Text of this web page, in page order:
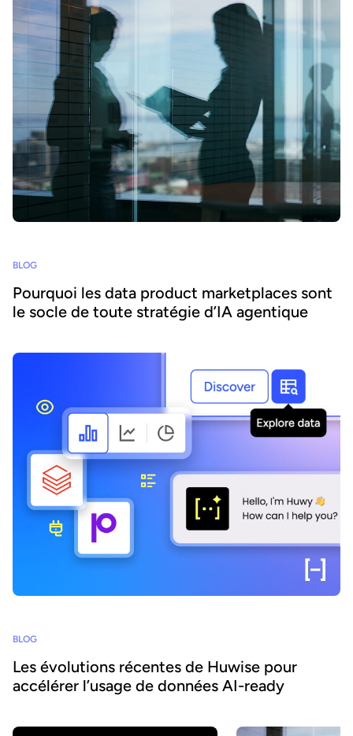
BLOG
Pourquoi les data product marketplaces sont
le socle de toute stratégie d’IA agentique
BLOG
Les évolutions récentes de Huwise pour
accélérer l’usage de données AI-ready